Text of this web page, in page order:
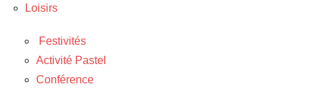
Loisirs
Festivités
Activité Pastel
Conférence